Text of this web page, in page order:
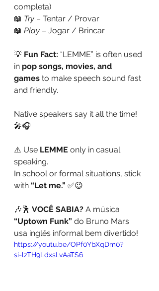
completa)
📖 Try – Tentar / Provar
📖 Play – Jogar / Brincar
💡 Fun Fact: “LEMME” is often used
in pop songs, movies, and
games to make speech sound fast
and friendly.
Native speakers say it all the time!
🎤🎧
⚠️ Use LEMME only in casual
speaking.
In school or formal situations, stick
with “Let me.” ✅😉
🎶🕺 VOCÊ SABIA? A música
“Uptown Funk” do Bruno Mars
usa inglês informal bem divertido!
https://youtu.be/OPf0YbXqDm0?
si=lzTH9LdxsLvAaTS6